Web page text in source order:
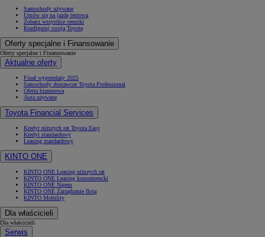
Samochody używane
Umów się na jazdę testową
Zobacz wszystkie cenniki
Konfiguruj swoją Toyotę
Oferty specjalne i Finansowanie
Oferty specjalne i Finansowanie
Aktualne oferty
Finał wyprzedaży 2025
Samochody dostawcze Toyota Professional
Oferta biznesowa
Auta używane
Toyota Financial Services
Kredyt niższych rat Toyota Easy
Kredyt standardowy
Leasing standardowy
KINTO ONE
KINTO ONE Leasing niższych rat
KINTO ONE Leasing konsumencki
KINTO ONE Najem
KINTO ONE Zarządzanie flotą
KINTO Mobility
Dla właścicieli
Dla właścicieli
Serwis